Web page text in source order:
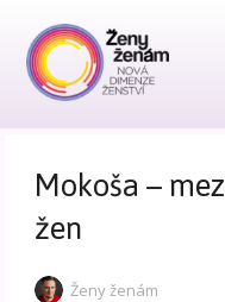
Mokoša –
žen
Ženy ženám